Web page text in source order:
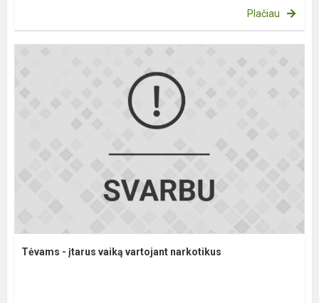
Plačiau
Tėvams - įtarus vaiką vartojant narkotikus